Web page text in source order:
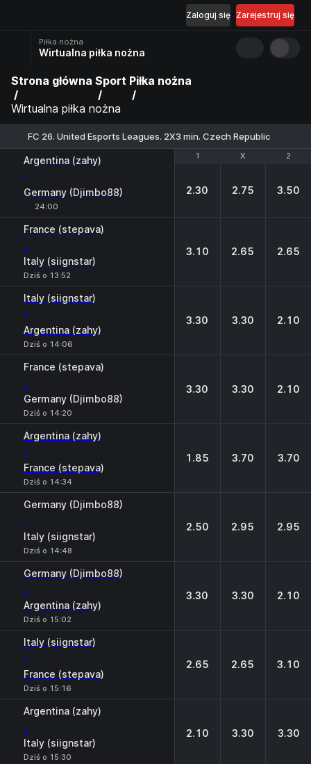
Zarejestruj się
Zaloguj się
Piłka nożna
Wirtualna piłka nożna
Strona główna Sport Piłka nożna
Wirtualna piłka nożna
FC 26. United Esports Leagues. 2X3 min. Czech Republic
1 X 2
Argentina (zahy)
-
Germany (Djimbo88)
24:00
1 X 2
2.30 2.75 3.50
France (stepava)
-
Italy (siignstar)
Dziś o 13:52
3.10 2.65 2.65
Italy (siignstar)
-
Argentina (zahy)
Dziś o 14:06
3.30 3.30 2.10
France (stepava)
-
Germany (Djimbo88)
Dziś o 14:20
3.30 3.30 2.10
Argentina (zahy)
-
France (stepava)
Dziś o 14:34
1.85 3.70 3.70
Germany (Djimbo88)
-
Italy (siignstar)
Dziś o 14:48
2.50 2.95 2.95
Germany (Djimbo88)
-
Argentina (zahy)
Dziś o 15:02
3.30 3.30 2.10
Italy (siignstar)
-
France (stepava)
Dziś o 15:16
2.65 2.65 3.10
Argentina (zahy)
-
Italy (siignstar)
Dziś o 15:30
2.10 3.30 3.30